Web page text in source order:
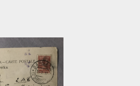
Петербург, ул.